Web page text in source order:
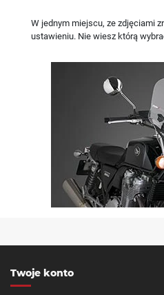
W jednym miejscu, ze zdjęciami
ustawieniu. Nie wiesz którą
Twoje konto